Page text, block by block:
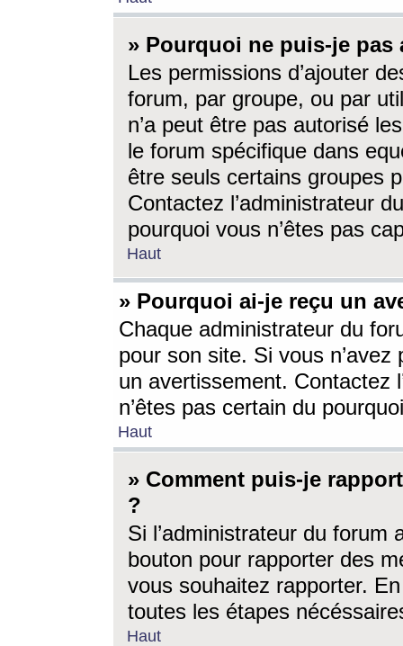
» Pourquoi ne puis-je
Les permissions d’ajouter
forum, par groupe, ou par
n’a peut être pas autorisé
le forum spécifique dans
être seuls certains groupes
Contactez l’administrateur
pourquoi vous n’êtes pas
Haut
» Pourquoi ai-je reçu un
Chaque administrateur du
pour son site. Si vous
un avertissement. Contactez
n’êtes pas certain du
Haut
» Comment puis-je
?
Si l’administrateur du forum
bouton pour rapporter des
vous souhaitez rapporter.
toutes les étapes
Haut